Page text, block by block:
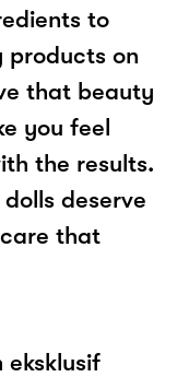
to
on
that beauty
you feel
the results.
deserve
that
eksklusif